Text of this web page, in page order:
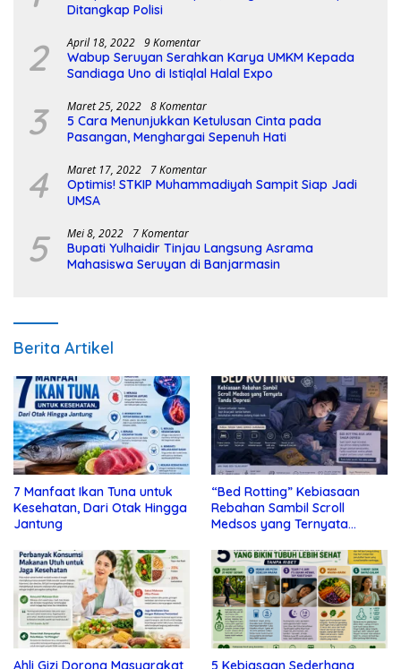
Ditangkap Polisi
2 April 18, 2022 9 Komentar
Wabup Seruyan Serahkan Karya UMKM Kepada
Sandiaga Uno di Istiqlal Halal Expo
3 Maret 25, 2022 8 Komentar
5 Cara Menunjukkan Ketulusan Cinta pada
Pasangan, Menghargai Sepenuh Hati
4 Maret 17, 2022 7 Komentar
Optimis! STKIP Muhammadiyah Sampit Siap Jadi
UMSA
5 Mei 8, 2022 7 Komentar
Bupati Yulhaidir Tinjau Langsung Asrama
Mahasiswa Seruyan di Banjarmasin
Berita Artikel
7 Manfaat Ikan Tuna untuk
Kesehatan, Dari Otak Hingga
Jantung
“Bed Rotting” Kebiasaan
Rebahan Sambil Scroll
Medsos yang Ternyata
Ahli Gizi Dorong Masyarakat 5 Kebiasaan Sederhana